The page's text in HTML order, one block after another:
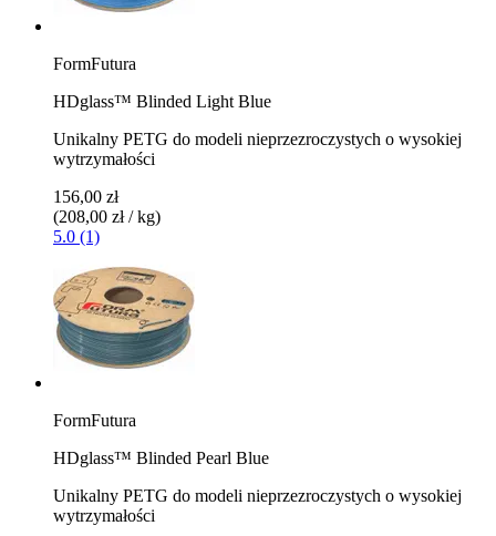
FormFutura
HDglass™ Blinded Light Blue
Unikalny PETG do modeli nieprzezroczystych o wysokiej
wytrzymałości
156,00 zł
(208,00 zł / kg)
5.0 (1)
FormFutura
HDglass™ Blinded Pearl Blue
Unikalny PETG do modeli nieprzezroczystych o wysokiej
wytrzymałości